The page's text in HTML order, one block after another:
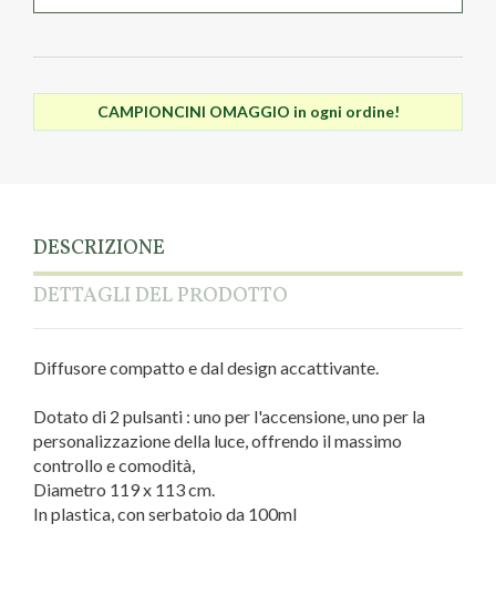
CAMPIONCINI OMAGGIO in ogni ordine!
DESCRIZIONE
DETTAGLI DEL PRODOTTO
Diffusore compatto e dal design accattivante.
Dotato di 2 pulsanti : uno per l'accensione, uno per la
personalizzazione della luce, offrendo il massimo
controllo e comodità,
Diametro 119 x 113 cm.
In plastica, con serbatoio da 100ml